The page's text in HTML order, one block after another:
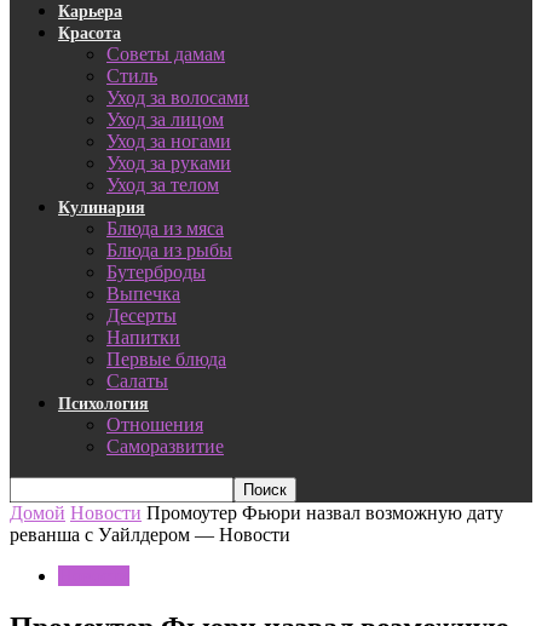
Карьера
Красота
Советы дамам
Стиль
Уход за волосами
Уход за лицом
Уход за ногами
Уход за руками
Уход за телом
Кулинария
Блюда из мяса
Блюда из рыбы
Бутерброды
Выпечка
Десерты
Напитки
Первые блюда
Салаты
Психология
Отношения
Саморазвитие
Домой Новости Промоутер Фьюри назвал возможную дату
реванша с Уайлдером — Новости